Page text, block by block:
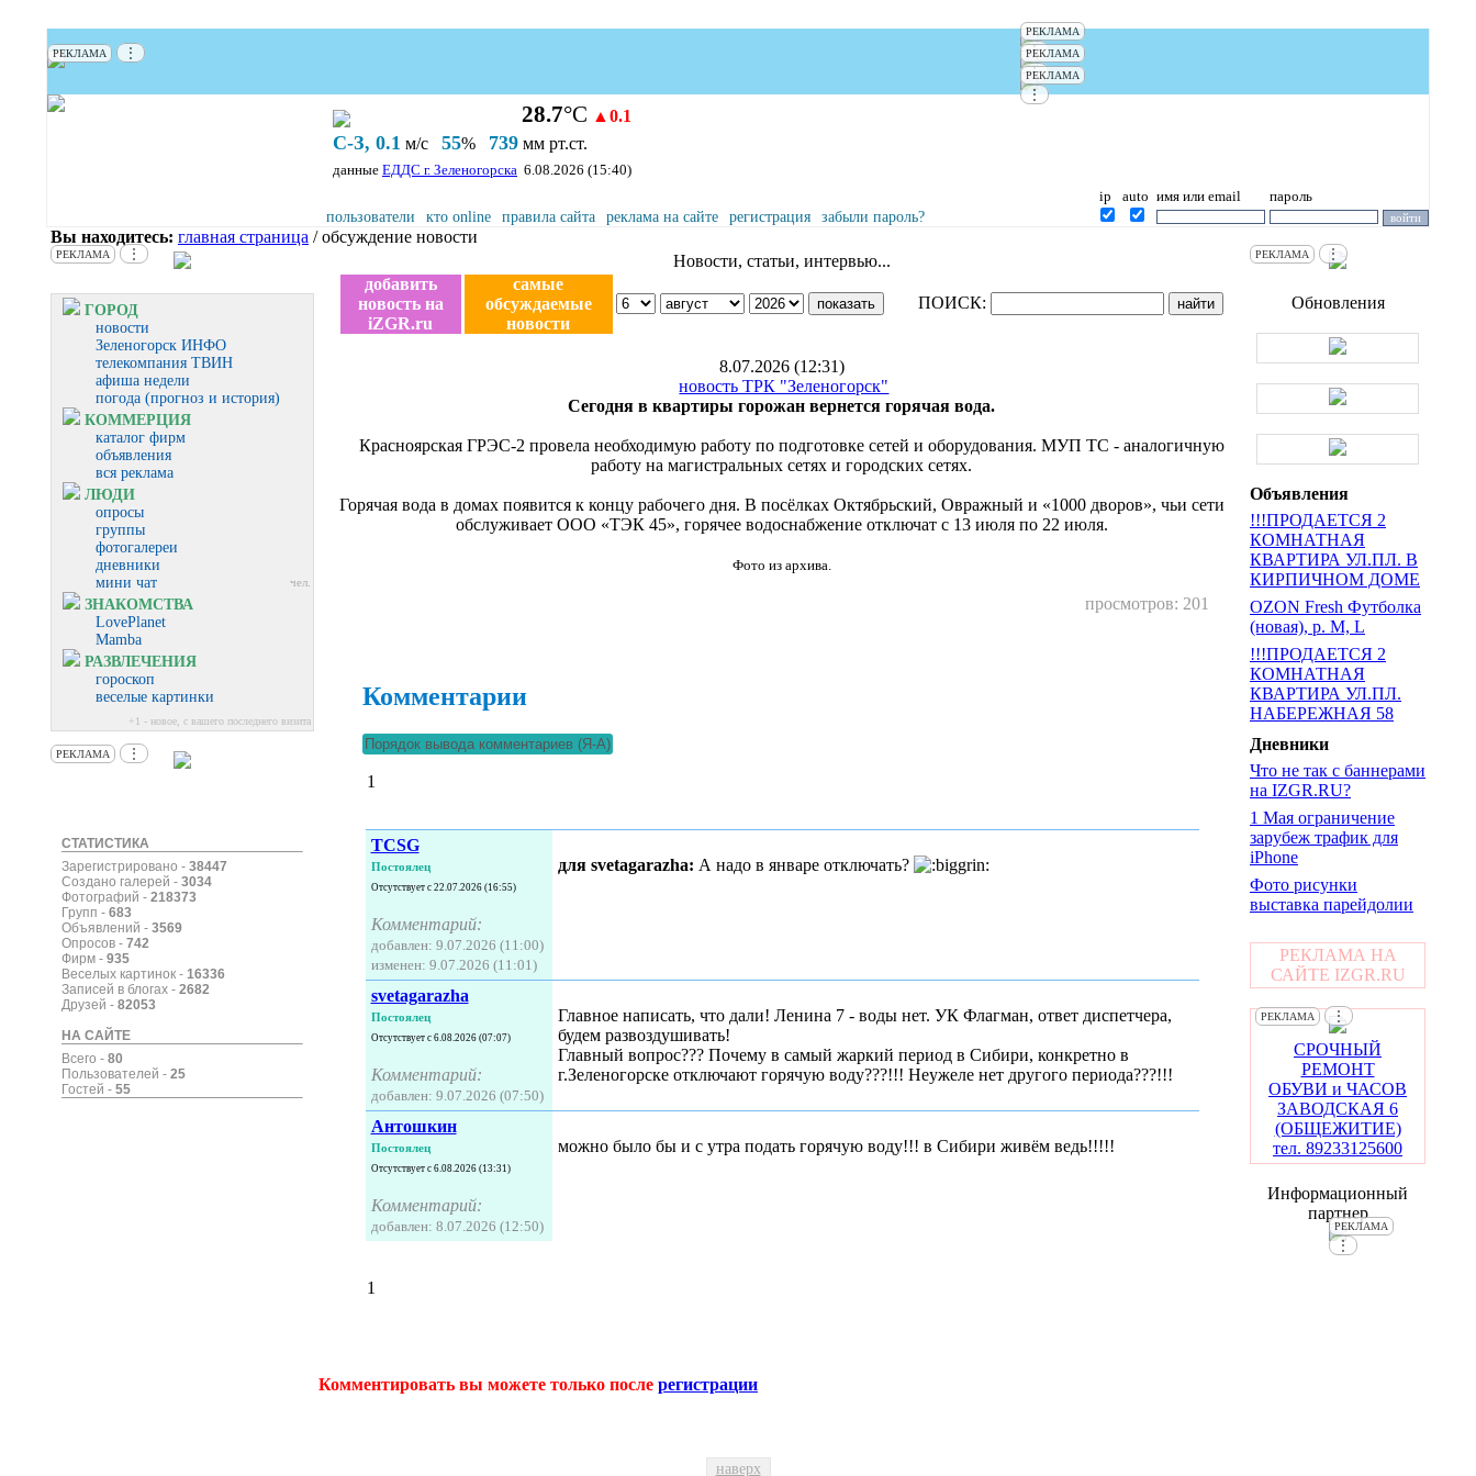
РЕКЛАМА ⋮
РЕКЛАМА
⋮
РЕКЛАМА
⋮
РЕКЛАМА
⋮
28.7°С ▲0.1
С-З, 0.1 м/с 55% 739 мм рт.ст.
данные ЕДДС г. Зеленогорска 6.08.2026 (15:40)
пользователи кто online правила сайта реклама на сайте регистрация забыли пароль?
ip auto имя или email пароль
Вы находитесь: главная страница / обсуждение новости
РЕКЛАМА ⋮
ГОРОД
новости
Зеленогорск ИНФО
телекомпания ТВИН
афиша недели
погода (прогноз и история)
КОММЕРЦИЯ
каталог фирм
объявления
вся реклама
ЛЮДИ
опросы
группы
фотогалереи
дневники
мини чат
чел.
ЗНАКОМСТВА
LovePlanet
Mamba
РАЗВЛЕЧЕНИЯ
гороскоп
веселые картинки
+1 - новое, с вашего последнего визита
РЕКЛАМА ⋮
СТАТИСТИКА
Зарегистрировано - 38447
Создано галерей - 3034
Фотографий - 218373
Групп - 683
Объявлений - 3569
Опросов - 742
Фирм - 935
Веселых картинок - 16336
Записей в блогах - 2682
Друзей - 82053
НА САЙТЕ
Всего - 80
Пользователей - 25
Гостей - 55
Новости, статьи, интервью...
добавить
новость на
iZGR.ru
самые
обсуждаемые
новости
ПОИСК:
8.07.2026 (12:31)
новость ТРК "Зеленогорск"
Сегодня в квартиры горожан вернется горячая вода.
Красноярская ГРЭС-2 провела необходимую работу по подготовке сетей и оборудования. МУП ТС - аналогичную
работу на магистральных сетях и городских сетях.
Горячая вода в домах появится к концу рабочего дня. В посёлках Октябрьский, Овражный и «1000 дворов», чьи сети
обслуживает ООО «ТЭК 45», горячее водоснабжение отключат с 13 июля по 22 июля.
Фото из архива.
просмотров: 201
Комментарии
1
TCSG
Постоялец
Отсутствует с 22.07.2026 (16:55)
Комментарий:
добавлен: 9.07.2026 (11:00)
изменен: 9.07.2026 (11:01)
для svetagarazha: А надо в январе отключать?
svetagarazha
Постоялец
Отсутствует с 6.08.2026 (07:07)
Комментарий:
добавлен: 9.07.2026 (07:50)
Главное написать, что дали! Ленина 7 - воды нет. УК Флагман, ответ диспетчера,
будем развоздушивать!
Главный вопрос??? Почему в самый жаркий период в Сибири, конкретно в
г.Зеленогорске отключают горячую воду???!!! Неужеле нет другого периода???!!!
Антошкин
Постоялец
Отсутствует с 6.08.2026 (13:31)
Комментарий:
добавлен: 8.07.2026 (12:50)
можно было бы и с утра подать горячую воду!!! в Сибири живём ведь!!!!!
1
Комментировать вы можете только после регистрации
РЕКЛАМА ⋮
Обновления
Объявления
!!!ПРОДАЕТСЯ 2
КОМНАТНАЯ
КВАРТИРА УЛ.ПЛ. В
КИРПИЧНОМ ДОМЕ
OZON Fresh Футболка
(новая), р. М, L
!!!ПРОДАЕТСЯ 2
КОМНАТНАЯ
КВАРТИРА УЛ.ПЛ.
НАБЕРЕЖНАЯ 58
Дневники
Что не так с баннерами
на IZGR.RU?
1 Мая ограничение
зарубеж трафик для
iPhone
Фото рисунки
выставка парейдолии
РЕКЛАМА НА
САЙТЕ IZGR.RU
РЕКЛАМА ⋮
СРОЧНЫЙ
РЕМОНТ
ОБУВИ и ЧАСОВ
ЗАВОДСКАЯ 6
(ОБЩЕЖИТИЕ)
тел. 89233125600
Информационный
партнер
РЕКЛАМА
⋮
наверх